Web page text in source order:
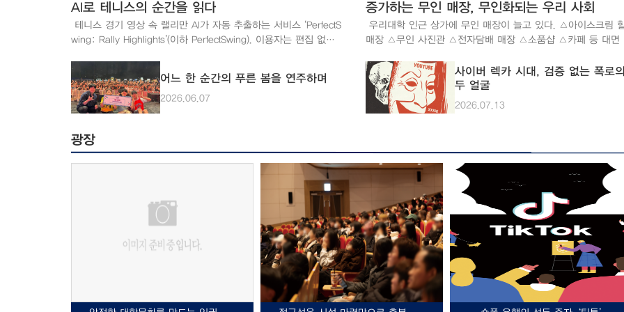
관과 창학관 사이의 계단을 꼽으며 “건물 사이를 이동할 때 그 계
걸리고 체력적으로도 부담이 컸다”고 설명했다. 실제로 직접 창학
관 정문에서 상상관 정문까지 계단을 이용하는 경우와 우회하는
경우의 이동 시간을 측정한 결과, 계단을 이용했을 때는 약 3분,
우회했을 때는 약 8분이 소요돼 약 5분의 시간 차이가 나타났다.
계단 이용이 어려운 캠퍼스 구성원은 이동을 위해 더 긴 동선을 선
택해야 하는 셈이다. 또한 청운관과 테크노파크 등 언덕 위에 위치
막길로 이어져 있어 마찬가지로 이동에 어려움이 있을 수 있다.
접근의 어려움은 야외 공간에만 국한되지 않았다. 한 씨는 “대부
분 건물의 문이 수동 여닫이문으로 돼 있어 목발을 짚은 상태에서
라 휠체어 이용자 역시 수동 여닫이문은 혼자 이용하기 쉽지 않다.
당겨서 여는 문은 출입 자체가 어렵고, 밀어서 여는 문 또한 문이
무거운 경우에는 불편을 겪을 수 있다. 사실상 자동문이 아닌 문은
편히 이용하기 어려운 것이다. 현재 우리대학에서 자동문이 설치
된 건물은 △어의관 △100주년기념관 △아름관 △청운관 북관까
지 총 4곳이다. 그 외 대부분의 건물은 수동 여닫이문을 사용하고
있어 목발이나 휠체어를 이용하는 구성원에게는 출입 자체가 부담
을 맺어왔으며, 틱톡 내 K리그 관련 인기 영상을 선정하고 시상
시즌 유튜브 채널에 6,001건의 콘텐츠를 게시했으며, 이 중 쇼
포맷이 좋아요 수에서 가장 높은 팬 반응을 기록했다. 팬들도 쇼
에 더 익숙해진 것이다. 팬들이 짧은 클립 형태로 경기를 소비하
흐름에 맞춰, 리그 역시 관련 콘텐츠를 직접 제작·공급하는 전
을 펼치고 있다. 박 교수는 “숏폼은 사람들에게 주의를 끌 수 있는
중요한 방법”이라며 “흥미가 높지 않은 팬을 끌어들여 점차 팬
바쁘더라도 야구에 대한 관심을 계속 유지하는 것 같다”고 말했
숏폼 콘텐츠가 팬들을 스포츠에 잡아놓는 역할을 하고 있다. ▲
경기 시간을 줄이기 위한 피치클락 제도가 도입된 MLB(출처=조
일보) 피치클락, 시간 지연 규제… 규칙도 변한다 팬들의 소비
방식 변화는 콘텐츠 전략을 넘어 경기 규칙에도 영향을 미쳤다.
기 시간이 길수록 새로운 팬을 끌어들이기 어렵다는 판단으로,
그들은 불필요하게 늘어지는 시간을 줄이는 방향으로 규칙을 바
기 시작했다. MLB는 2023시즌부터 ‘피치클락’을 도입했다. 주자
가 없을 때 투수는 15초, 주자가 있을 때는 18초 안에 공을 던
한다. 도입 첫해 400여 경기에서 평균 경기 시간이 이전 시즌보
AI로 테니스의 순간을 읽다
테니스 경기 영상 속 랠리만 AI가 자동 추출하는 서비스 ‘PerfectS
wing: Rally Highlights’(이하 PerfectSwing). 이용자는 편집 없이
드원 대표(컴공·20)는 학생 개발자로 출발해 서비스를 개발하고
창업으로 확장했다. 소프트웨어 마에스트로 참여와 시장 조사를 거
치며 서비스 방향을 구체화했고, 우리대학 공간과 장비를 활용해
AI 성능을 높였다. 수차례의 실패와 방향 전환 끝에 사용자가 원하
이번 인터뷰에서 PerfectSwing의 개발 과정과 학생 창업자로서 경
험을 들어봤다. Q. 자기소개와 함께 PerfectSwing을 소개해주세
과기대 컴퓨터공학과 20학번 정영훈입니다. 현재는 1인 개발 체제
로 회사를 운영하며 기획, 고객 미팅, 투자 유치, 앱 디자인과 개
발, AI 개발, 마케팅 등 서비스 전반을 직접 맡고 있습니다. Perfect
Swing은 AI가 테니스 경기 영상에서 랠리 장면만 자동으로 찾아주
는 모바일 애플리케이션입니다. 사용자는 공 줍기나 코트 체인지
같은 장면을 직접 편집하지 않아도 됩니다. 하이라이트를 간편하게
공유할 수 있고, 핵심 장면만 저장해 저장 공간 부담도 줄일 수 있
스는 2025년 소프트웨어 마에스트로 과정에서 시작됐습니다. 처
어느 한 순간의 푸른 봄을 연주하며
2026.06.07
증가하는 무인 매장, 무인화되는 우리 사회
우리대학 인근 상가에 무인 매장이 늘고 있다. △아이스크림
매장 △무인 사진관 △전자담배 매장 △소품샵 △카페 등 대면
시스템을 도입해 무인으로 운영하는 모습을 쉽게 찾아볼 수 있
소비자들이 비대면 소비를 선호하게 되면서 사회가 빠른 속도로
‘무인화’되고 있다. 이러한 변화는 주변 상권과 노동 시장에 큰
향을 미치고 있다. 폭증하는 무인 매장 뉴데일리 경제와 신한
2천 개에 달한다. 삼성카드 분석 기준으로 2020년에서 2025
이 무인점포 가맹점 수는 4배나 증가했다. 아파트 상가의 아이
림 할인 매장에서 번화가의 네 컷 사진관까지, 상점가를 장악한
인 매장의 모습은 우리에게 낯설지 않은 풍경이다. 다양한 업종으
로 확대되고 있다는 점도 주목할 만하다. △밀키트 매장 △제로
품 매장 △반려동물 물품 매장처럼 식료품 매장에서도 방문자
직접 고르고 결제하는 셀프 시스템을 운영하고 있다. 무인화의
원인과 영향은? 우리대학 이희경 경영학전공 교수는 무인 매장
이 증가하는 이유를 “인건비 부담이나 인력 확보의 어려움, 비
셀프 서비스 경험에 익숙해진 소비자 등의 흐름이 맞물린 데 있
다”고 설명했다. 또한 이 교수는 “키오스크나 AI 기반 서비스는
중한 업무나 피로의 영향을 받지 않고, 정해진 기준에 따라 비
사이버 렉카 시대, 검증 없는 폭로의
두 얼굴
2026.07.13
광장